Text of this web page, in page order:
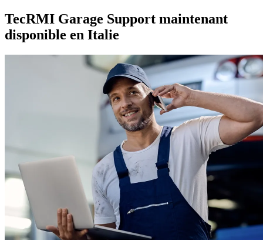
TecRMI Garage Support maintenant
disponible en Italie